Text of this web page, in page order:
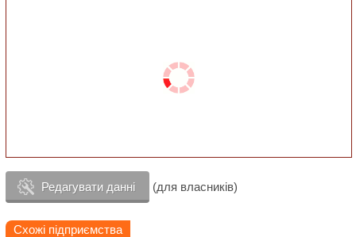
Редагувати данні (для власників)
Схожі підприємства